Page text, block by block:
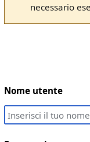
necessario
Nome utente